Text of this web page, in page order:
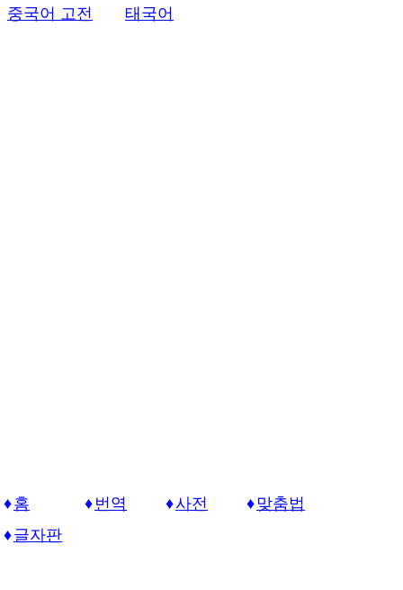
중국어 고전
태국어
홈 번역 사전
맞춤법
글자판